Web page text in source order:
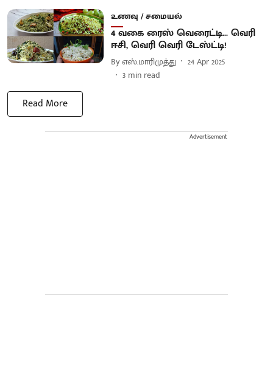
உணவு / சமையல்
4 வகை ரைஸ் வெரைட்டி... வெரி
ஈசி, வெரி வெரி டேஸ்ட்டி!
Byஎஸ்.மாரிமுத்து
24 Apr 2025
3 min read
Read More
Advertisement